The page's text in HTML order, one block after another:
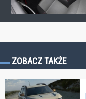
ZOBACZ TAKŻE